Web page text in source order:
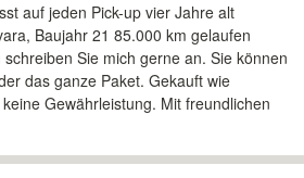
auf jeden Pick-up vier Jahre alt
Baujahr 21 85.000 km gelaufen
Sie mich gerne an. Sie können
das ganze Paket. Gekauft wie
Gewährleistung. Mit freundlichen